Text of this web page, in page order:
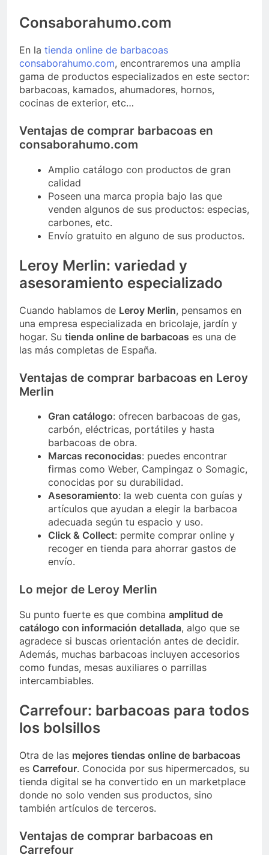
Consaborahumo.com
En la tienda online de barbacoas
consaborahumo.com, encontraremos una amplia
gama de productos especializados en este sector:
barbacoas, kamados, ahumadores, hornos,
cocinas de exterior, etc…
Ventajas de comprar barbacoas en
consaborahumo.com
Amplio catálogo con productos de gran
calidad
Poseen una marca propia bajo las que
venden algunos de sus productos: especias,
carbones, etc.
Envío gratuito en alguno de sus productos.
Leroy Merlin: variedad y
asesoramiento especializado
Cuando hablamos de Leroy Merlin, pensamos en
una empresa especializada en bricolaje, jardín y
hogar. Su tienda online de barbacoas es una de
las más completas de España.
Ventajas de comprar barbacoas en Leroy
Merlin
Gran catálogo: ofrecen barbacoas de gas,
carbón, eléctricas, portátiles y hasta
barbacoas de obra.
Marcas reconocidas: puedes encontrar
firmas como Weber, Campingaz o Somagic,
conocidas por su durabilidad.
Asesoramiento: la web cuenta con guías y
artículos que ayudan a elegir la barbacoa
adecuada según tu espacio y uso.
Click & Collect: permite comprar online y
recoger en tienda para ahorrar gastos de
envío.
Lo mejor de Leroy Merlin
Su punto fuerte es que combina amplitud de
catálogo con información detallada, algo que se
agradece si buscas orientación antes de decidir.
Además, muchas barbacoas incluyen accesorios
como fundas, mesas auxiliares o parrillas
intercambiables.
Carrefour: barbacoas para todos
los bolsillos
Otra de las mejores tiendas online de barbacoas
es Carrefour. Conocida por sus hipermercados, su
tienda digital se ha convertido en un marketplace
donde no solo venden sus productos, sino
también artículos de terceros.
Ventajas de comprar barbacoas en
Carrefour